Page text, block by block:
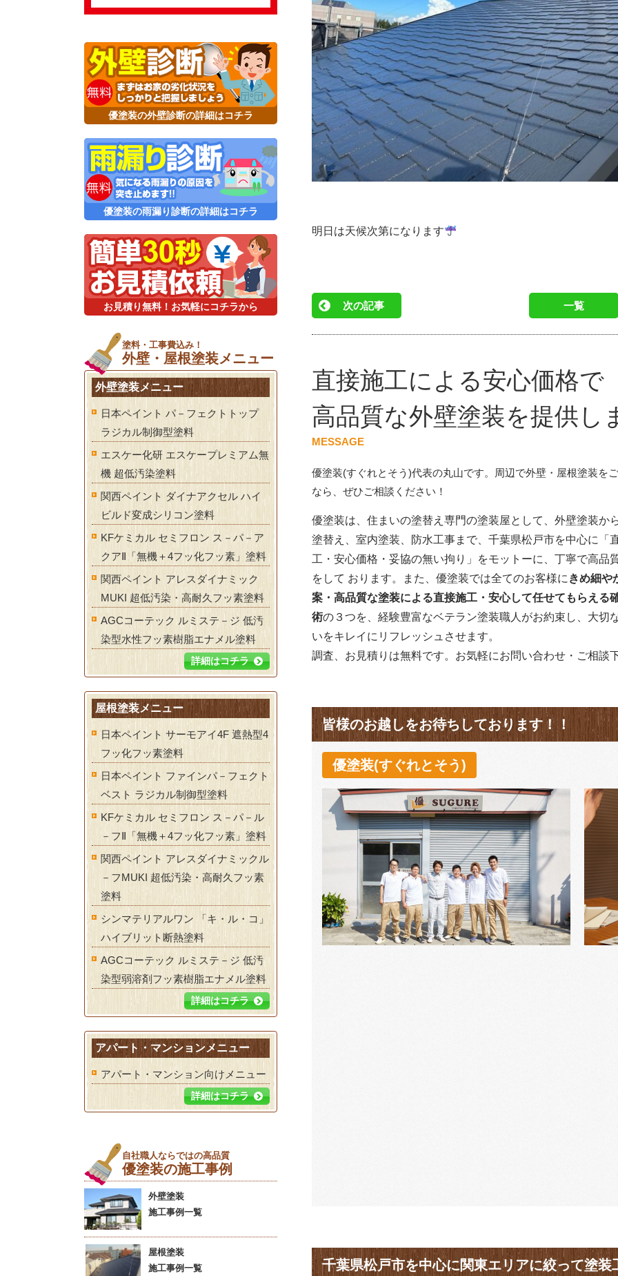
明日は天候次第になります
次の記事 一覧
直接施工による安心価格で
高品質な外壁塗装を提供し
MESSAGE
優塗装(すぐれとそう)代表の丸山です。周辺で外壁・屋根塗装を
なら、ぜひご相談ください！
優塗装は、住まいの塗替え専門の塗装屋として、外壁塗装か
塗替え、室内塗装、防水工事まで、千葉県松戸市を中心に「
工・安心価格・妥協の無い拘り」をモットーに、丁寧で高品
をして おります。また、優塗装では全てのお客様に きめ細や
案・高品質な塗装による直接施工・安心して任せてもらえる
術の３つを、経験豊富なベテラン塗装職人がお約束し、大切
いをキレイにリフレッシュさせます。
調査、お見積りは無料です。お気軽にお問い合わせ・ご相談
皆様のお越しをお待ちしております！！
優塗装(すぐれとそう)
千葉県松戸市を中心に関東エリアに絞って塗装
優塗装の外壁診断の詳細はコチラ
優塗装の雨漏り診断の詳細はコチラ
お見積り無料！お気軽にコチラから
塗料・工事費込み！
外壁・屋根塗装メニュー
外壁塗装メニュー
日本ペイント パ－フェクトトップ
ラジカル制御型塗料
エスケー化研 エスケープレミアム無
機 超低汚染塗料
関西ペイント ダイナアクセル ハイ
ビルド変成シリコン塗料
KFケミカル セミフロン ス－パ－ア
クアⅡ「無機＋4フッ化フッ素」塗料
関西ペイント アレスダイナミック
MUKI 超低汚染・高耐久フッ素塗料
AGCコーテック ルミステ－ジ 低汚
染型水性フッ素樹脂エナメル塗料
詳細はコチラ
屋根塗装メニュー
日本ペイント サーモアイ4F 遮熱型4
フッ化フッ素塗料
日本ペイント ファインパ－フェクト
ベスト ラジカル制御型塗料
KFケミカル セミフロン ス－パ－ル
－フⅡ「無機＋4フッ化フッ素」塗料
関西ペイント アレスダイナミックル
－フMUKI 超低汚染・高耐久フッ素
塗料
シンマテリアルワン 「キ・ル・コ」
ハイブリット断熱塗料
AGCコーテック ルミステ－ジ 低汚
染型弱溶剤フッ素樹脂エナメル塗料
詳細はコチラ
アパート・マンションメニュー
アパート・マンション向けメニュー
詳細はコチラ
自社職人ならではの高品質
優塗装の施工事例
外壁塗装
施工事例一覧
屋根塗装
施工事例一覧